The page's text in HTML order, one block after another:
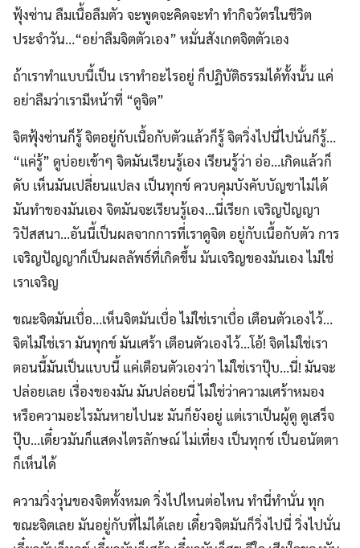
ฟุ้งซ่าน ลืมเนื้อลืมตัว จะพูดจะคิดจะทำ ทำกิจวัตรในชีวิต
ประจำวัน…“อย่าลืมจิตตัวเอง” หมั่นสังเกตจิตตัวเอง
ถ้าเราทำแบบนี้เป็น เราทำอะไรอยู่ ก็ปฏิบัติธรรมได้ทั้งนั้น แค่
อย่าลืมว่าเรามีหน้าที่ “ดูจิต”
จิตฟุ้งซ่านก็รู้ จิตอยู่กับเนื้อกับตัวแล้วก็รู้ จิตวิ่งไปนี่ไปนั่นก็รู้…
“แค่รู้” ดูบ่อยเข้าๆ จิตมันเรียนรู้เอง เรียนรู้ว่า อ่อ…เกิดแล้วก็
ดับ เห็นมันเปลี่ยนแปลง เป็นทุกข์ ควบคุมบังคับบัญชาไม่ได้
มันทำของมันเอง จิตมันจะเรียนรู้เอง…นี่เรียก เจริญปัญญา
วิปัสสนา…อันนี้เป็นผลจากการที่เราดูจิต อยู่กับเนื้อกับตัว การ
เจริญปัญญาก็เป็นผลลัพธ์ที่เกิดขึ้น มันเจริญของมันเอง ไม่ใช่
เราเจริญ
ขณะจิตมันเบื่อ…เห็นจิตมันเบื่อ ไม่ใช่เราเบื่อ เตือนตัวเองไว้…
จิตไม่ใช่เรา มันทุกข์ มันเศร้า เตือนตัวเองไว้…โอ้! จิตไม่ใช่เรา
ตอนนี้มันเป็นแบบนี้ แค่เตือนตัวเองว่า ไม่ใช่เราปุ๊บ…นี่! มันจะ
ปล่อยเลย เรื่องของมัน มันปล่อยนี่ ไม่ใช่ว่าความเศร้าหมอง
หรือความอะไรมันหายไปนะ มันก็ยังอยู่ แต่เราเป็นผู้ดู ดูเสร็จ
ปุ๊บ…เดี๋ยวมันก็แสดงไตรลักษณ์ ไม่เที่ยง เป็นทุกข์ เป็นอนัตตา
ก็เห็นได้
ความวิ่งวุ่นของจิตทั้งหมด วิ่งไปไหนต่อไหน ทำนี่ทำนั่น ทุก
ขณะจิตเลย มันอยู่กับที่ไม่ได้เลย เดี๋ยวจิตมันก็วิ่งไปนี่ วิ่งไปนั่น